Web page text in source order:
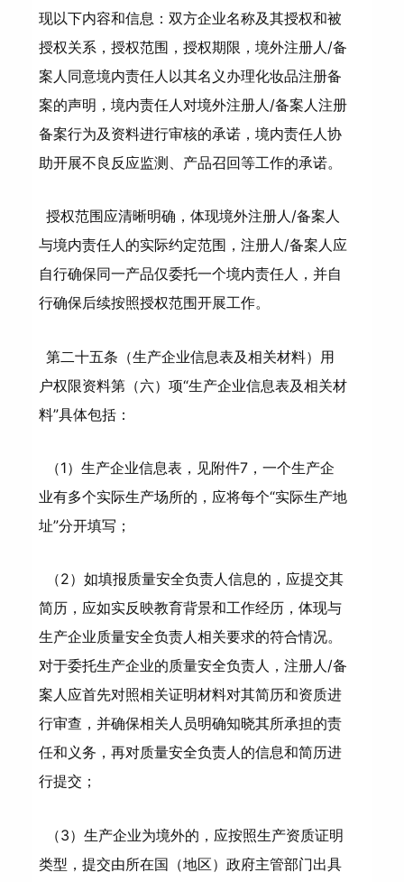
现以下内容和信息：双方企业名称及其授权和被
授权关系，授权范围，授权期限，境外注册人/备
案人同意境内责任人以其名义办理化妆品注册备
案的声明，境内责任人对境外注册人/备案人注册
备案行为及资料进行审核的承诺，境内责任人协
助开展不良反应监测、产品召回等工作的承诺。
授权范围应清晰明确，体现境外注册人/备案人
与境内责任人的实际约定范围，注册人/备案人应
自行确保同一产品仅委托一个境内责任人，并自
行确保后续按照授权范围开展工作。
第二十五条（生产企业信息表及相关材料）用
户权限资料第（六）项“生产企业信息表及相关材
料”具体包括：
（1）生产企业信息表，见附件7，一个生产企
业有多个实际生产场所的，应将每个“实际生产地
址”分开填写；
（2）如填报质量安全负责人信息的，应提交其
简历，应如实反映教育背景和工作经历，体现与
生产企业质量安全负责人相关要求的符合情况。
对于委托生产企业的质量安全负责人，注册人/备
案人应首先对照相关证明材料对其简历和资质进
行审查，并确保相关人员明确知晓其所承担的责
任和义务，再对质量安全负责人的信息和简历进
行提交；
（3）生产企业为境外的，应按照生产资质证明
类型，提交由所在国（地区）政府主管部门出具